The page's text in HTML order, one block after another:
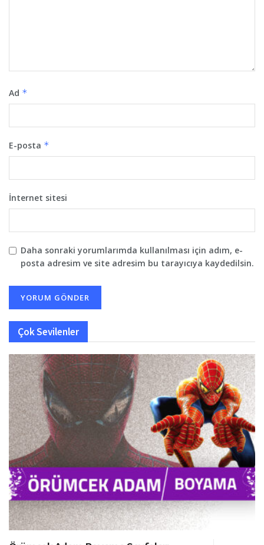
Ad *
E-posta *
İnternet sitesi
Daha sonraki yorumlarımda kullanılması için adım, e-
posta adresim ve site adresim bu tarayıcıya kaydedilsin.
Çok Sevilenler